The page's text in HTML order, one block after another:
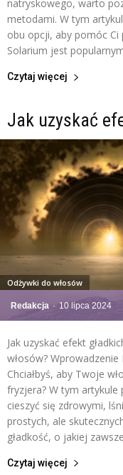
natryskowego, warto
metodami. W tym
obu opcji, aby pomóc
Solarium jest
Czytaj więcej
Jak uzyskać
Redakcja - 10 lipca 2024
Odżywki do włosów
Jak uzyskać efekt
włosów? Wprowadzenie
Chciałbyś, aby Twoje
fryzjera? W tym
cieszyć się zdrowymi,
prostych, ale
gładkość, o jakiej
Czytaj więcej